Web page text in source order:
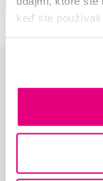
keď ste používali